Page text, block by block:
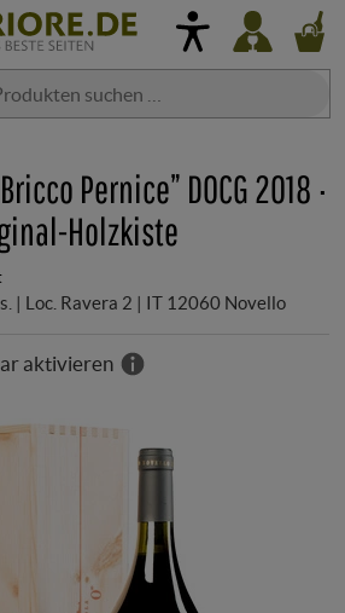
Pernice” DOCG 2018 ·
Holzkiste
| Loc. Ravera 2 | IT 12060 Novello
aktivieren